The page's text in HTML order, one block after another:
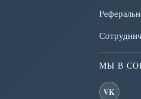
МЫ В
VK